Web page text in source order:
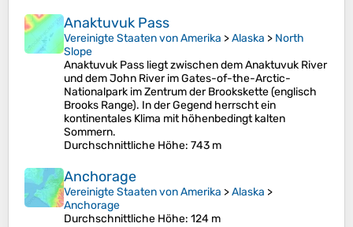
Anaktuvuk Pass
Vereinigte Staaten von Amerika >Alaska > North
Slope
Anaktuvuk Pass liegt zwischen dem Anaktuvuk River
und dem John River im Gates-of-the-Arctic-
Nationalpark im Zentrum der Brookskette (englisch
Brooks Range). In der Gegend herrscht ein
kontinentales Klima mit höhenbedingt kalten
Sommern.
Durchschnittliche Höhe: 743 m
Anchorage
Vereinigte Staaten von Amerika >Alaska >
Anchorage
Durchschnittliche Höhe: 124 m